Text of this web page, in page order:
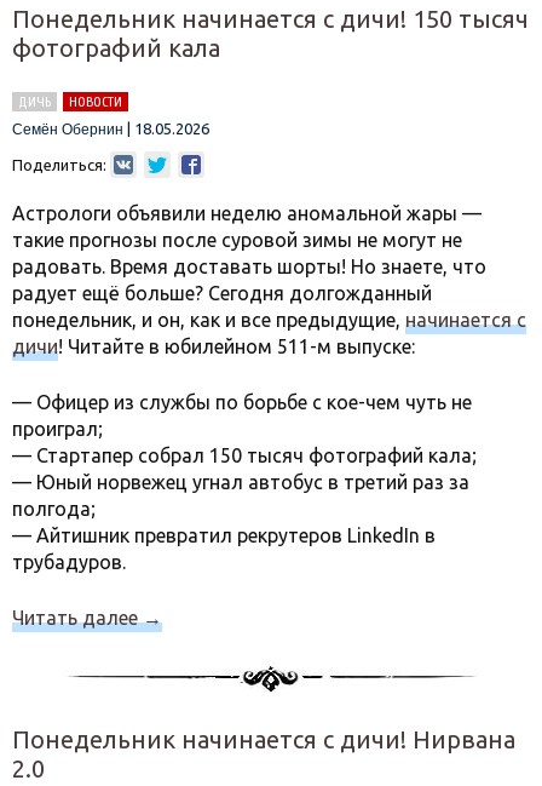
Понедельник начинается с дичи! 150 тысяч
фотографий кала
ДИЧЬ
НОВОСТИ
Семён Обернин
18.05.2026
Поделиться:
Астрологи объявили неделю аномальной жары —
такие прогнозы после суровой зимы не могут не
радовать. Время доставать шорты! Но знаете, что
радует ещё больше? Сегодня долгожданный
понедельник, и он, как и все предыдущие, начинается с
дичи! Читайте в юбилейном 511-м выпуске:
— Офицер из службы по борьбе с кое-чем чуть не
проиграл;
— Стартапер собрал 150 тысяч фотографий кала;
— Юный норвежец угнал автобус в третий раз за
полгода;
— Айтишник превратил рекрутеров LinkedIn в
трубадуров.
Читать далее→
Понедельник начинается с дичи! Нирвана
2.0